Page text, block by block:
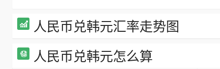
人民币兑韩元汇率走势图
人民币兑韩元怎么算